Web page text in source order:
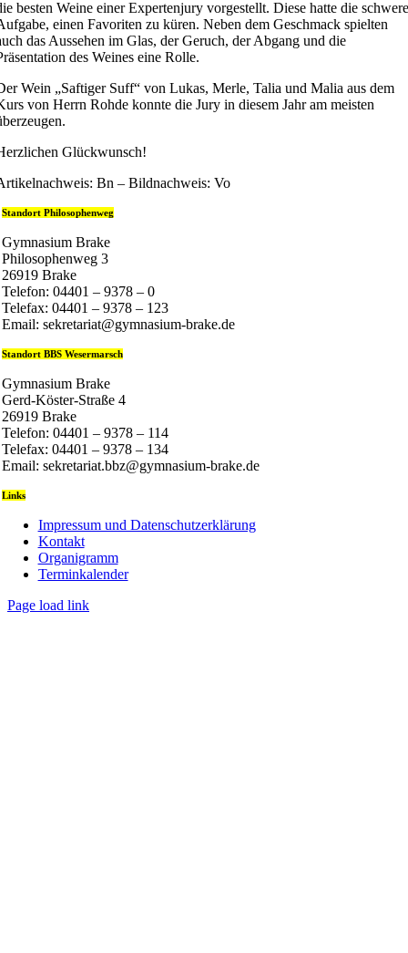
besten Weine einer Expertenjury vorgestellt. Diese hatte die schwere
einen Favoriten zu küren. Neben dem Geschmack spielten
das Aussehen im Glas, der Geruch, der Abgang und die
des Weines eine Rolle.
Wein „Saftiger Suff“ von Lukas, Merle, Talia und Malia aus dem
von Herrn Rohde konnte die Jury in diesem Jahr am meisten
Glückwunsch!
Bn – Bildnachweis: Vo
Standort Philosophenweg
Gymnasium Brake
Philosophenweg 3
26919 Brake
Telefon: 04401 – 9378 – 0
Telefax: 04401 – 9378 – 123
Email: sekretariat@gymnasium-brake.de
Standort BBS Wesermarsch
Gymnasium Brake
Gerd-Köster-Straße 4
26919 Brake
Telefon: 04401 – 9378 – 114
Telefax: 04401 – 9378 – 134
Email: sekretariat.bbz@gymnasium-brake.de
Links
Impressum und Datenschutzerklärung
Kontakt
Organigramm
Terminkalender
Page load link